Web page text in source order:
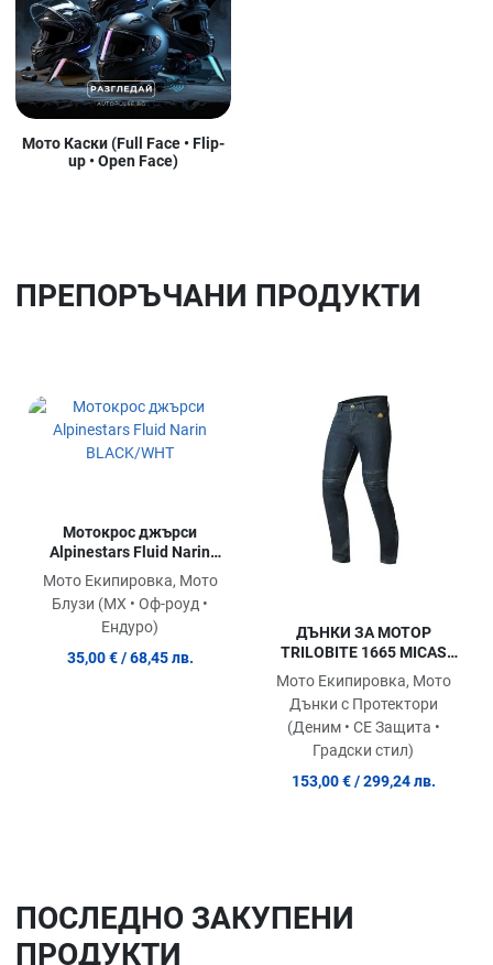
Мото Каски (Full Face • Flip-
up • Open Face)
ПРЕПОРЪЧАНИ ПРОДУКТИ
Сравни продукт
Мотокрос джърси
Alpinestars Fluid Narin
BLACK/WHT
Мото Екипировка, Мото
Блузи (MX • Оф-роуд •
Ендуро)
35,00 € / 68,45 лв.
ДЪНКИ ЗА МОТОР
TRILOBITE 1665 MICAS
URBAN DARK BLUE
Мото Екипировка, Мото
Дънки с Протектори
(Деним • СЕ Защита •
Градски стил)
153,00 € / 299,24 лв.
ПОСЛЕДНO ЗАКУПЕНИ
ПРОДУКТИ